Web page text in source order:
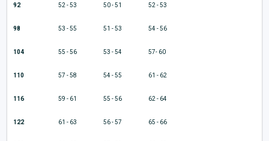
92 52 - 53 50 - 51 52 - 53
98 53 - 55 51 - 53 54 - 56
104 55 - 56 53 - 54 57- 60
110 57 - 58 54 - 55 61 - 62
116 59 - 61 55 - 56 62 - 64
122 61 - 63 56 - 57 65 - 66